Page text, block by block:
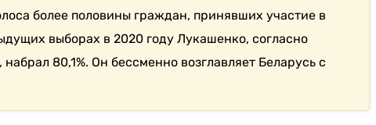
более половины граждан, принявших участие в
выборах в 2020 году Лукашенко, согласно
80,1%. Он бессменно возглавляет Беларусь с